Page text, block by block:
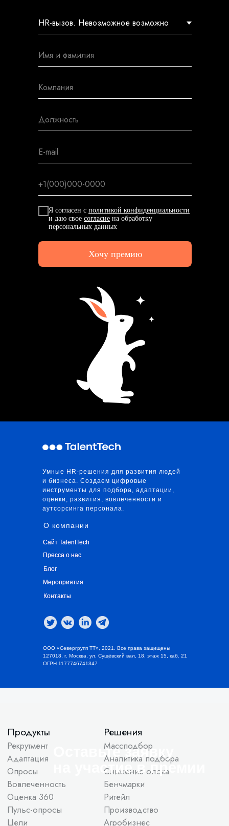
Я согласен с политикой конфиденциальности
и даю свое согласие на обработку
персональных данных
Хочу премию
Оставьте заявку
на участие в премии
Контакты
Мероприятия
Блог
Пресса о нас
Сайт TalentTech
Контакты
Мероприятия
Блог
Пресса о нас
Сайт TalentTech
Умные HR-решения для развития людей
и бизнеса. Создаем цифровые
инструменты для подбора, адаптации,
оценки, развития, вовлеченности и
аутсорсинга персонала.
ООО «Севергрупп ТТ», 2021. Все права защищены
127018, г. Москва, ул. Сущёвский вал, 18, этаж 15, каб. 21
ОГРН 1177746741347
О компании